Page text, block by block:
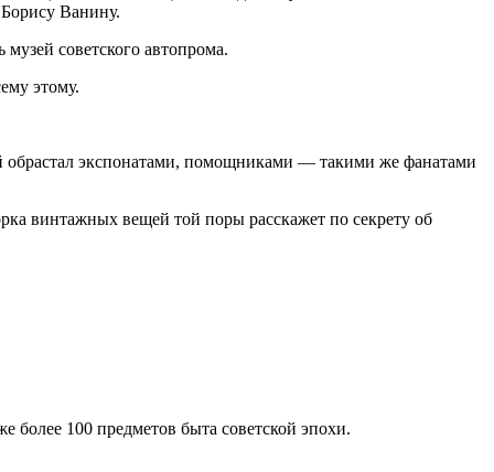
Ванину.
советского автопрома.
этому.
обрастал экспонатами, помощниками — такими же фанатами
винтажных вещей той поры расскажет по секрету об
более 100 предметов быта советской эпохи.